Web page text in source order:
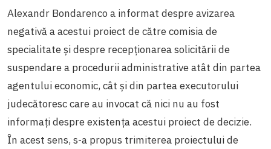
Alexandr Bondarenco a informat despre avizarea
negativă a acestui proiect de către comisia de
specialitate și despre recepționarea solicitării de
suspendare a procedurii administrative atât din partea
agentului economic, cât și din partea executorului
judecătoresc care au invocat că nici nu au fost
informați despre existența acestui proiect de decizie.
În acest sens, s-a propus trimiterea proiectului de